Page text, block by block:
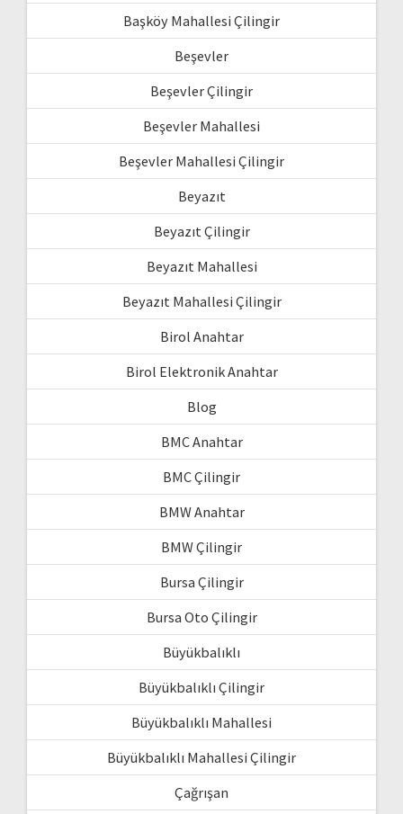
Başköy Mahallesi Çilingir
Beşevler
Beşevler Çilingir
Beşevler Mahallesi
Beşevler Mahallesi Çilingir
Beyazıt
Beyazıt Çilingir
Beyazıt Mahallesi
Beyazıt Mahallesi Çilingir
Birol Anahtar
Birol Elektronik Anahtar
Blog
BMC Anahtar
BMC Çilingir
BMW Anahtar
BMW Çilingir
Bursa Çilingir
Bursa Oto Çilingir
Büyükbalıklı
Büyükbalıklı Çilingir
Büyükbalıklı Mahallesi
Büyükbalıklı Mahallesi Çilingir
Çağrışan